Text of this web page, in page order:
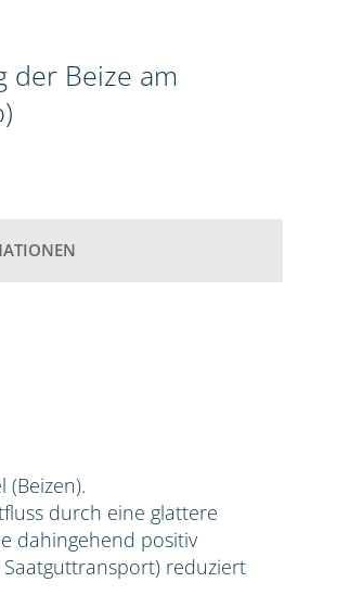
der Beize am
durch eine glattere
dahingehend positiv
reduziert